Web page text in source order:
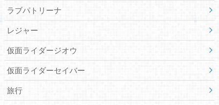
ラブパトリーナ
レジャー
仮面ライダージオウ
仮面ライダーセイバー
旅行